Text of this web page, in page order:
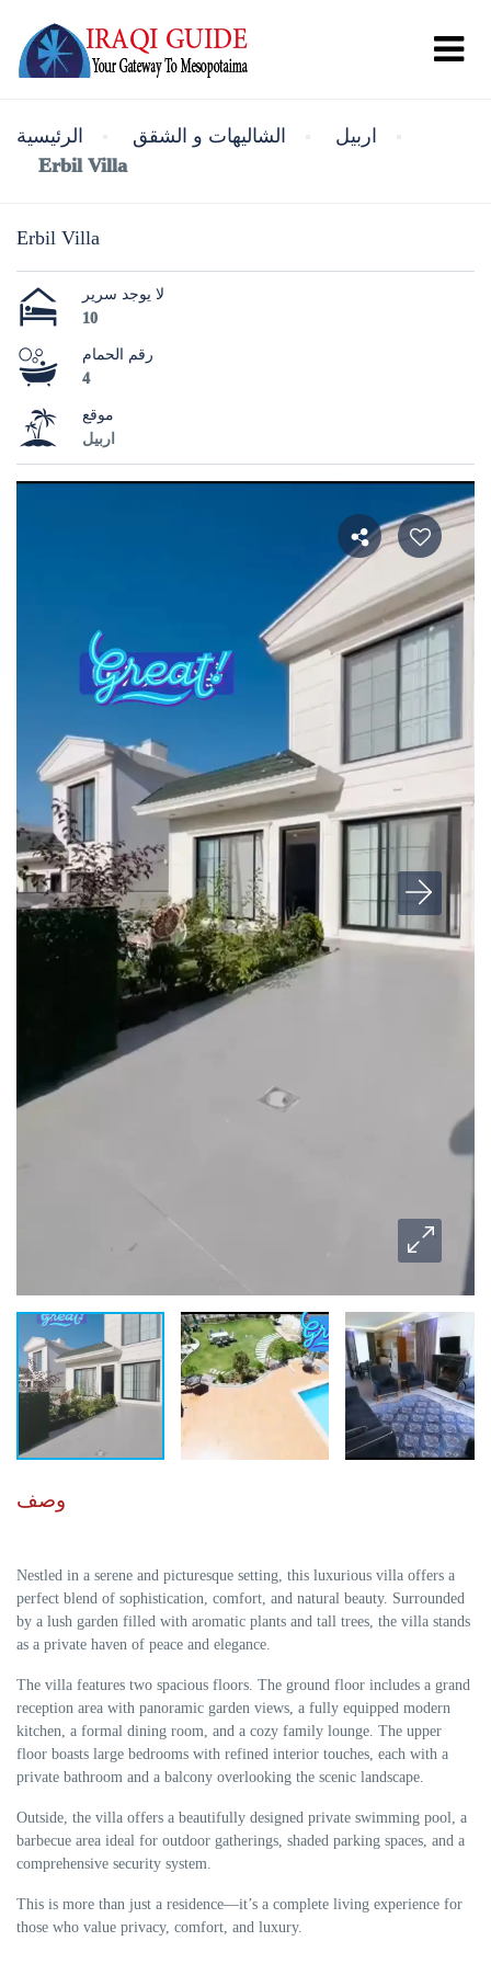
الرئيسية الشاليهات و الشقق
اربيل
Erbil Villa
Erbil Villa
لا يوجد سرير
10
رقم الحمام
4
موقع
اربيل
وصف
Nestled in a serene and picturesque setting, this luxurious villa offers a
perfect blend of sophistication, comfort, and natural beauty. Surrounded
by a lush garden filled with aromatic plants and tall trees, the villa stands
as a private haven of peace and elegance.
The villa features two spacious floors. The ground floor includes a grand
reception area with panoramic garden views, a fully equipped modern
kitchen, a formal dining room, and a cozy family lounge. The upper
floor boasts large bedrooms with refined interior touches, each with a
private bathroom and a balcony overlooking the scenic landscape.
Outside, the villa offers a beautifully designed private swimming pool, a
barbecue area ideal for outdoor gatherings, shaded parking spaces, and a
comprehensive security system.
This is more than just a residence—it’s a complete living experience for
those who value privacy, comfort, and luxury.